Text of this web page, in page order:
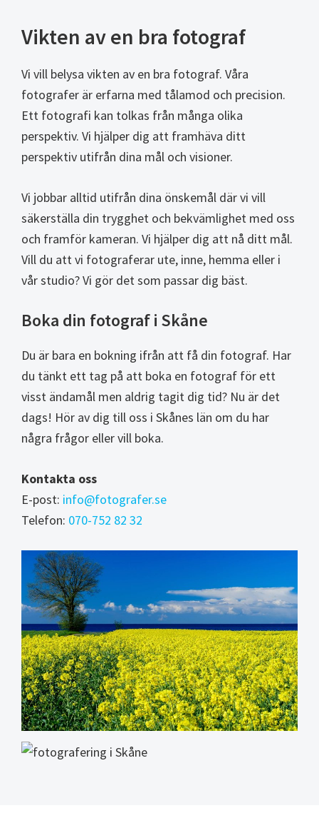
Vikten av en bra fotograf
Vi vill belysa vikten av en bra fotograf. Våra
fotografer är erfarna med tålamod och precision.
Ett fotografi kan tolkas från många olika
perspektiv. Vi hjälper dig att framhäva ditt
perspektiv utifrån dina mål och visioner.
Vi jobbar alltid utifrån dina önskemål där vi vill
säkerställa din trygghet och bekvämlighet med oss
och framför kameran. Vi hjälper dig att nå ditt mål.
Vill du att vi fotograferar ute, inne, hemma eller i
vår studio? Vi gör det som passar dig bäst.
Boka din fotograf i Skåne
Du är bara en bokning ifrån att få din fotograf. Har
du tänkt ett tag på att boka en fotograf för ett
visst ändamål men aldrig tagit dig tid? Nu är det
dags! Hör av dig till oss i Skånes län om du har
några frågor eller vill boka.
Kontakta oss
E-post: info@fotografer.se
Telefon: 070-752 82 32